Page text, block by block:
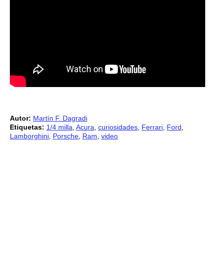
Autor: Martín F. Dagradi
Etiquetas: 1/4 milla Acura curiosidades Ferrari Ford
Lamborghini Porsche Ram video